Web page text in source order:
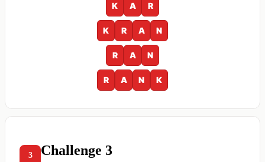
K A R
K R A N
R A N
R A N K
3 Challenge 3